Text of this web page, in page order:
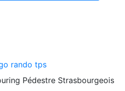
Pédestre Strasbourgeois